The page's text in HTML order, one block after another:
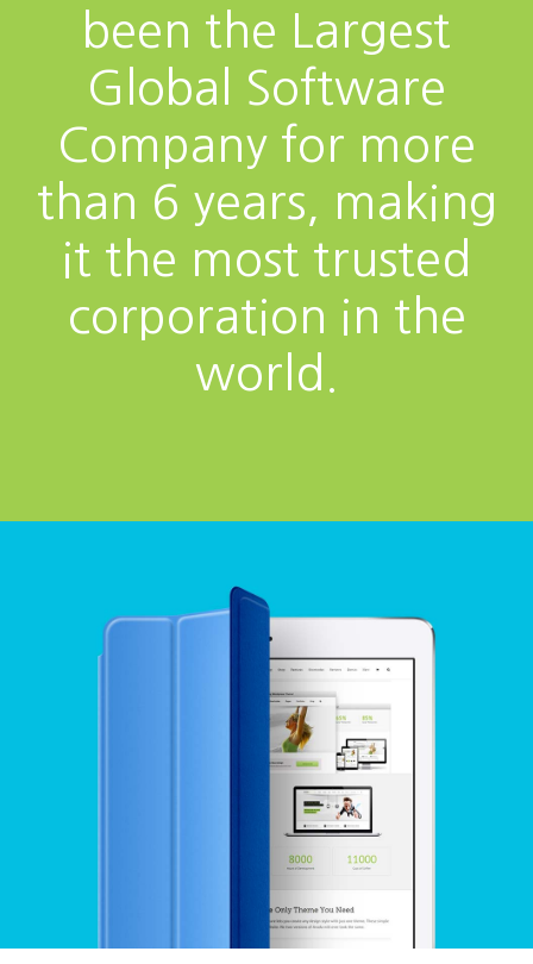
been the Largest
Global Software
Company for more
than 6 years, making
it the most trusted
corporation in the
world.